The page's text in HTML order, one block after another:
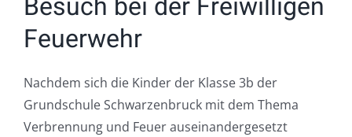
Feuerwehr
Nachdem sich die Kinder der Klasse 3b der
Grundschule Schwarzenbruck mit dem Thema
Verbrennung und Feuer auseinandergesetzt